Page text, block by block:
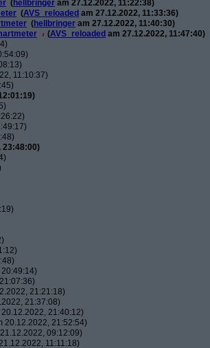
(hellbringer am 27.12.2022, 11:22:38)
(AVS_reloaded am 27.12.2022, 11:33:36)
(hellbringer am 27.12.2022, 11:40:30)
(AVS_reloaded am 27.12.2022, 11:47:40)
11:10:37)
23:48:00)
21:21:18)
21:37:08)
21:40:12)
20.12.2022, 21:52:54)
09:12:09)
11:11:18)